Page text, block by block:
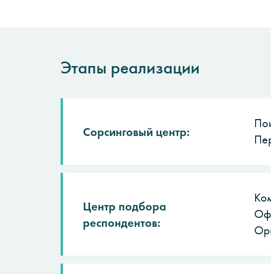
Этапы реализации
Сорсинговый центр:
Центр подбора
респондентов: